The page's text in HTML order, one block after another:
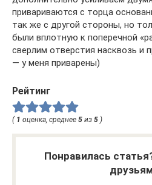
привариваются с торца
так же с другой стороны, но
были вплотную к поперечной
сверлим отверстия насквозь и
— у меня приварены)
Рейтинг
( 1 оценка, среднее 5 из 5 )
Понравилась